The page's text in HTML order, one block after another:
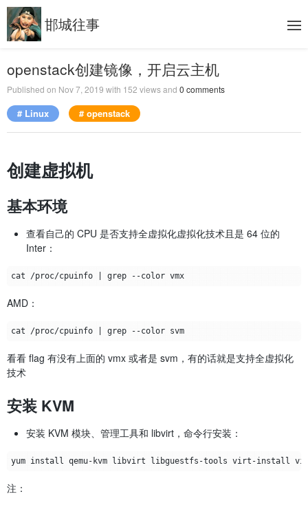
邯城往事
openstack创建镜像，开启云主机
Published on Nov 7, 2019 with 152 views and 0 comments
# Linux # openstack
创建虚拟机
基本环境
查看自己的 CPU 是否支持全虚拟化虚拟化技术且是 64 位的
Inter：
cat /proc/cpuinfo | grep --color vmx
AMD：
cat /proc/cpuinfo | grep --color svm
看看 flag 有没有上面的 vmx 或者是 svm，有的话就是支持全虚拟化
技术
安装 KVM
安装 KVM 模块、管理工具和 libvirt，命令行安装：
注：